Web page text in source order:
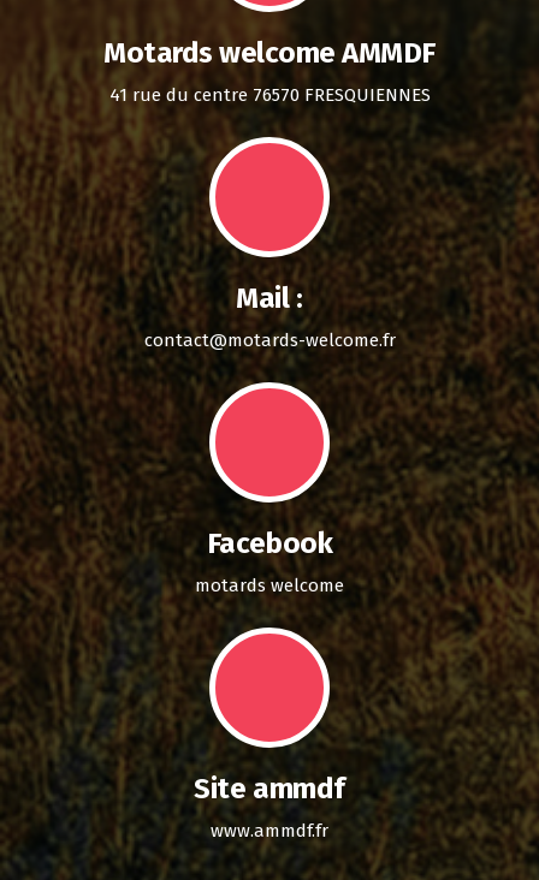
Motards welcome AMMDF
41 rue du centre 76570 FRESQUIENNES
Mail :
contact@motards-welcome.fr
Facebook
motards welcome
Site ammdf
www.ammdf.fr